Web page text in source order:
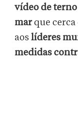
vídeo de
marque
aos líderes
medidas